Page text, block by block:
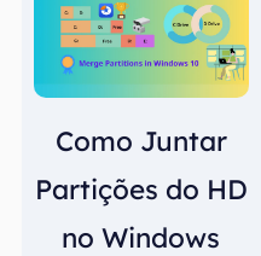
Como Juntar
Partições do HD
no Windows